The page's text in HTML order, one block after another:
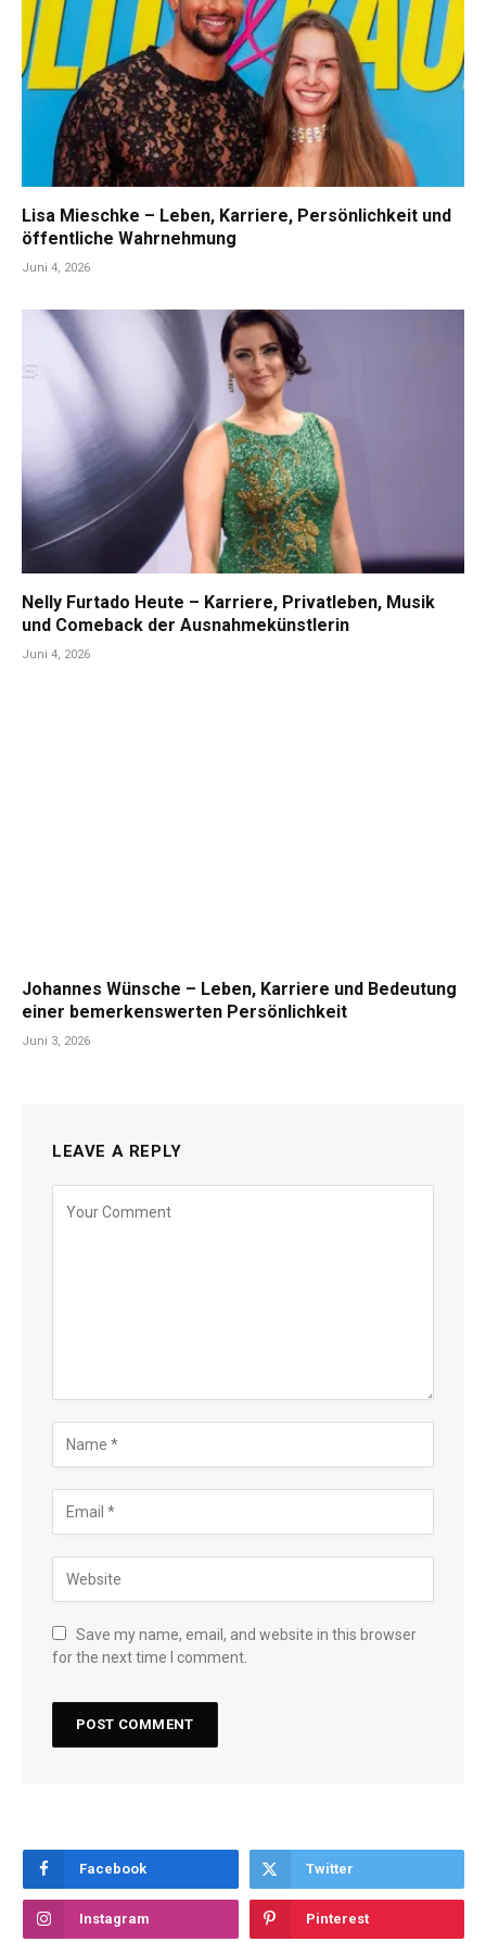
Lisa Mieschke – Leben, Karriere, Persönlichkeit und
öffentliche Wahrnehmung
Juni 4, 2026
Nelly Furtado Heute – Karriere, Privatleben, Musik
und Comeback der Ausnahmekünstlerin
Juni 4, 2026
Johannes Wünsche – Leben, Karriere und Bedeutung
einer bemerkenswerten Persönlichkeit
Juni 3, 2026
LEAVE A REPLY
Save my name, email, and website in this browser
for the next time I comment.
Facebook Twitter
Instagram Pinterest